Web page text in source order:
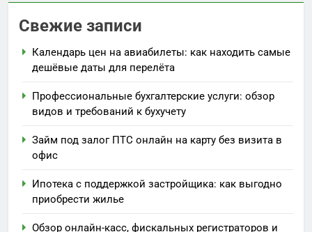
Свежие записи
Календарь цен на авиабилеты: как находить самые
дешёвые даты для перелёта
Профессиональные бухгалтерские услуги: обзор
видов и требований к бухучету
Займ под залог ПТС онлайн на карту без визита в
офис
Ипотека с поддержкой застройщика: как выгодно
приобрести жилье
Обзор онлайн-касс, фискальных регистраторов и